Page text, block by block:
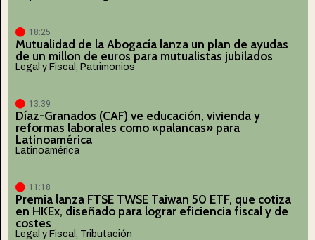
18:25
Mutualidad de la Abogacía lanza un plan de ayudas
de un millon de euros para mutualistas jubilados
Legal y Fiscal Patrimonios
13:39
Díaz-Granados (CAF) ve educación, vivienda y
reformas laborales como «palancas» para
Latinoamérica
Latinoamérica
11:18
Premia lanza FTSE TWSE Taiwan 50 ETF, que cotiza
en HKEx, diseñado para lograr eficiencia fiscal y de
costes
Legal y Fiscal Tributación